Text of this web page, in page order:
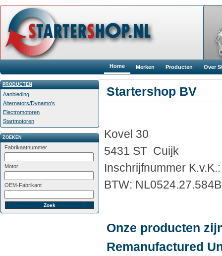
Home Merken Producten Over
PRODUCTEN
Aanbieding
Alternators/Dynamo's
Electromotoren
Startmotoren
ZOEKEN
Fabrikaatnummer
Motor
OEM-Fabrikant
Startershop BV
Kovel 30
5431 ST Cuijk
Inschrijfnummer
BTW:
Onze producten
Remanufactured